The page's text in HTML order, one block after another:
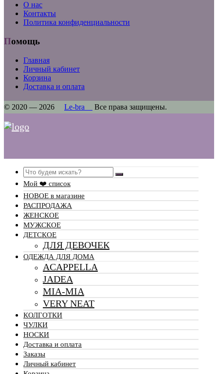
О нас
Контакты
Политика конфиденциальности
Помощь
Главная
Личный кабинет
Корзина
Доставка и оплата
© 2020 — 2026 Le-bra Все права защищены.
Search
Мой ❤️ список
НОВОЕ в магазине
РАСПРОДАЖА
ЖЕНСКОЕ
МУЖСКОЕ
ДЕТСКОЕ
ДЛЯ ДЕВОЧЕК
ОДЕЖДА ДЛЯ ДОМА
ACAPPELLA
JADEA
MIA-MIA
VERY NEAT
КОЛГОТКИ
ЧУЛКИ
НОСКИ
Доставка и оплата
Заказы
Личный кабинет